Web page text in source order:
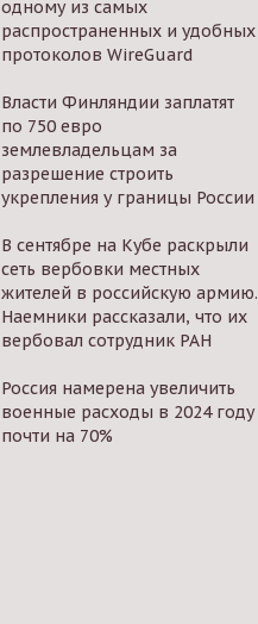
одному из самых
распространенных и удобных
протоколов WireGuard
Власти Финляндии заплатят
по 750 евро
землевладельцам за
разрешение строить
укрепления у границы России
В сентябре на Кубе раскрыли
сеть вербовки местных
жителей в российскую армию.
Наемники рассказали, что их
вербовал сотрудник РАН
Россия намерена увеличить
военные расходы в 2024 году
почти на 70%